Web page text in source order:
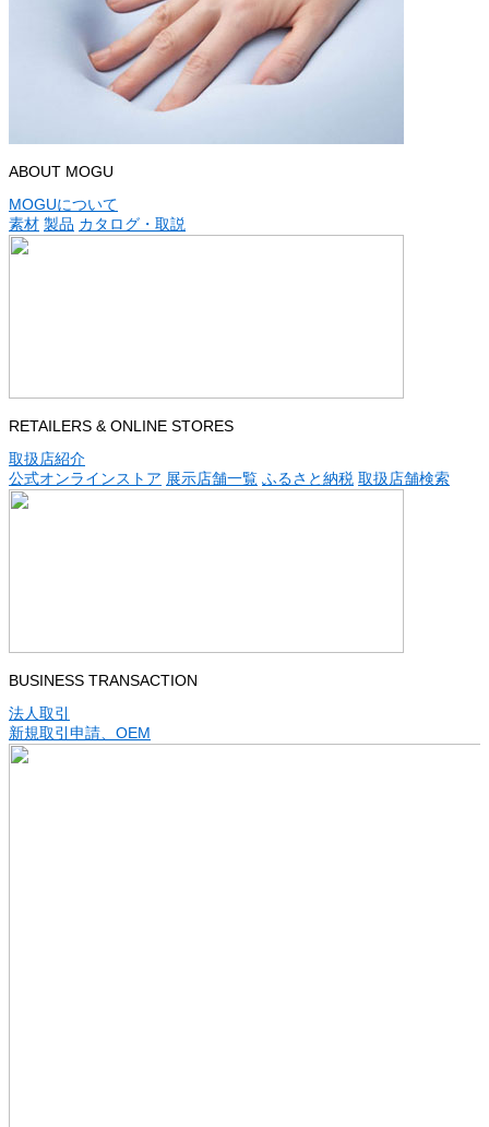
ABOUT MOGU
MOGUについて
素材 製品 カタログ・取説
RETAILERS & ONLINE STORES
取扱店紹介
公式オンラインストア 展示店舗一覧 ふるさと納税 取扱店舗検索
BUSINESS TRANSACTION
法人取引
新規取引申請、OEM